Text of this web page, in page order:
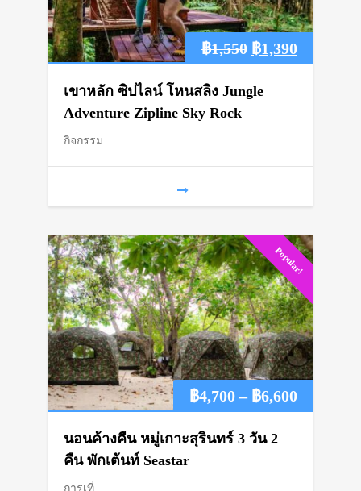
฿1,550 Original
฿1,390Current
เขาหลัก ซิปไลน์ โหนสลิง Jungle
Adventure Zipline Sky Rock
กิจกรรม
Popular!
฿4,700 – ฿6,600Price
นอนค้างคืน หมู่เกาะสุรินทร์ 3 วัน 2
คืน พักเต้นท์ Seastar
การเที่